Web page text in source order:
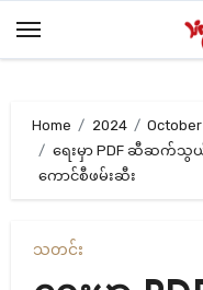
Home 2024 October
ရေးမှာ PDF ဆီဆက်သွ
ကောင်စီဖမ်းဆီး
သတင်း